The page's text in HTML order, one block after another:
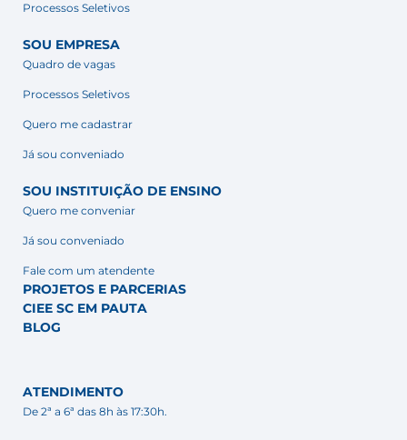
Processos Seletivos
SOU EMPRESA
Quadro de vagas
Processos Seletivos
Quero me cadastrar
Já sou conveniado
SOU INSTITUIÇÃO DE ENSINO
Quero me conveniar
Já sou conveniado
Fale com um atendente
PROJETOS E PARCERIAS
CIEE SC EM PAUTA
BLOG
ATENDIMENTO
De 2ª a 6ª das 8h às 17:30h.